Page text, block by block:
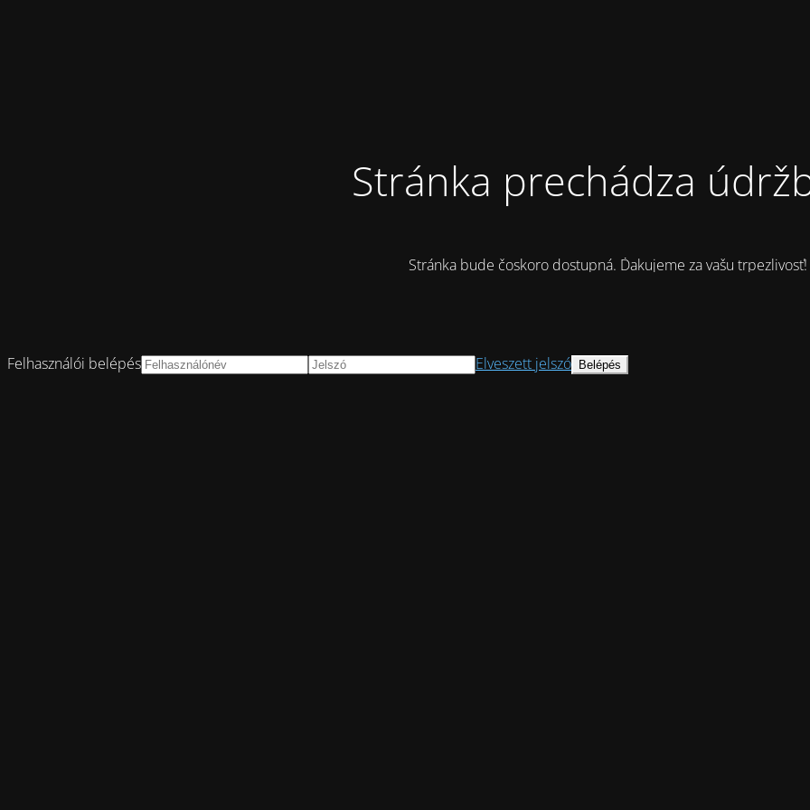
Stránka prechádza
Stránka bude čoskoro dostupná. Ďakujeme za vašu trpezlivosť!
Felhasználói belépés Elveszett jelszó